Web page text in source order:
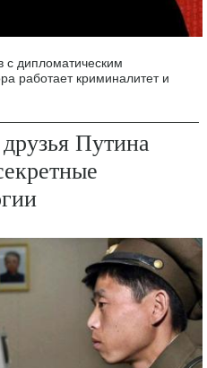
с дипломатическим
работает криминалитет и
Путина